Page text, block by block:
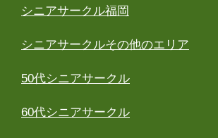
シニアサークル福岡
シニアサークルその他のエリア
50代シニアサークル
60代シニアサークル